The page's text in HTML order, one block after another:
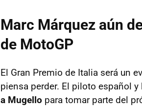
Marc Márquez aún
de MotoGP
El Gran Premio de Italia será un
piensa perder. El piloto español
a Mugello para tomar parte del